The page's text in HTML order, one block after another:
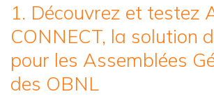
1. Découvrez et testez
CONNECT, la solution
pour les Assemblées
des OBNL